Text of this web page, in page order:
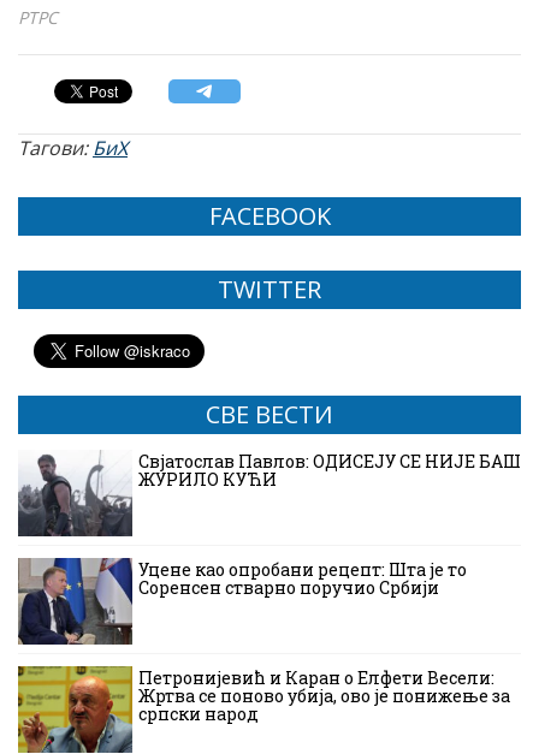
РТРС
Тагови:БиХ
FACEBOOK
TWITTER
СВЕ ВЕСТИ
Свјатослав Павлов: ОДИСЕЈУ СЕ НИЈЕ БАШ
ЖУРИЛО КУЋИ
Уцене као опробани рецепт: Шта је то
Соренсен стварно поручио Србији
Петронијевић и Каран о Елфети Весели:
Жртва се поново убија, ово је понижење за
српски народ